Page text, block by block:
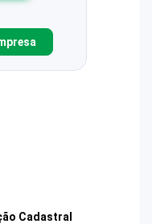
Cadastral